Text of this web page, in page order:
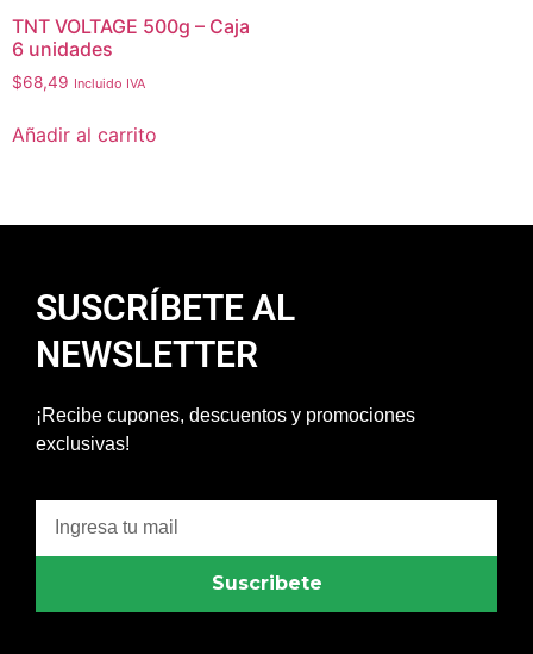
TNT VOLTAGE 500g – Caja
6 unidades
$68,49 Incluido IVA
Añadir al carrito
SUSCRÍBETE AL
NEWSLETTER
¡Recibe cupones, descuentos y promociones
exclusivas!
Suscribete